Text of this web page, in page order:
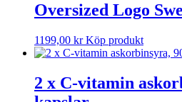
Oversized Logo
1199,00 kr Köp produkt
2 x C-vitamin